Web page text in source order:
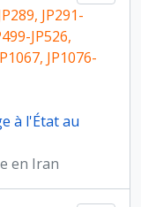
JP291-
JP526,
JP1076-
à l'État au
en Iran